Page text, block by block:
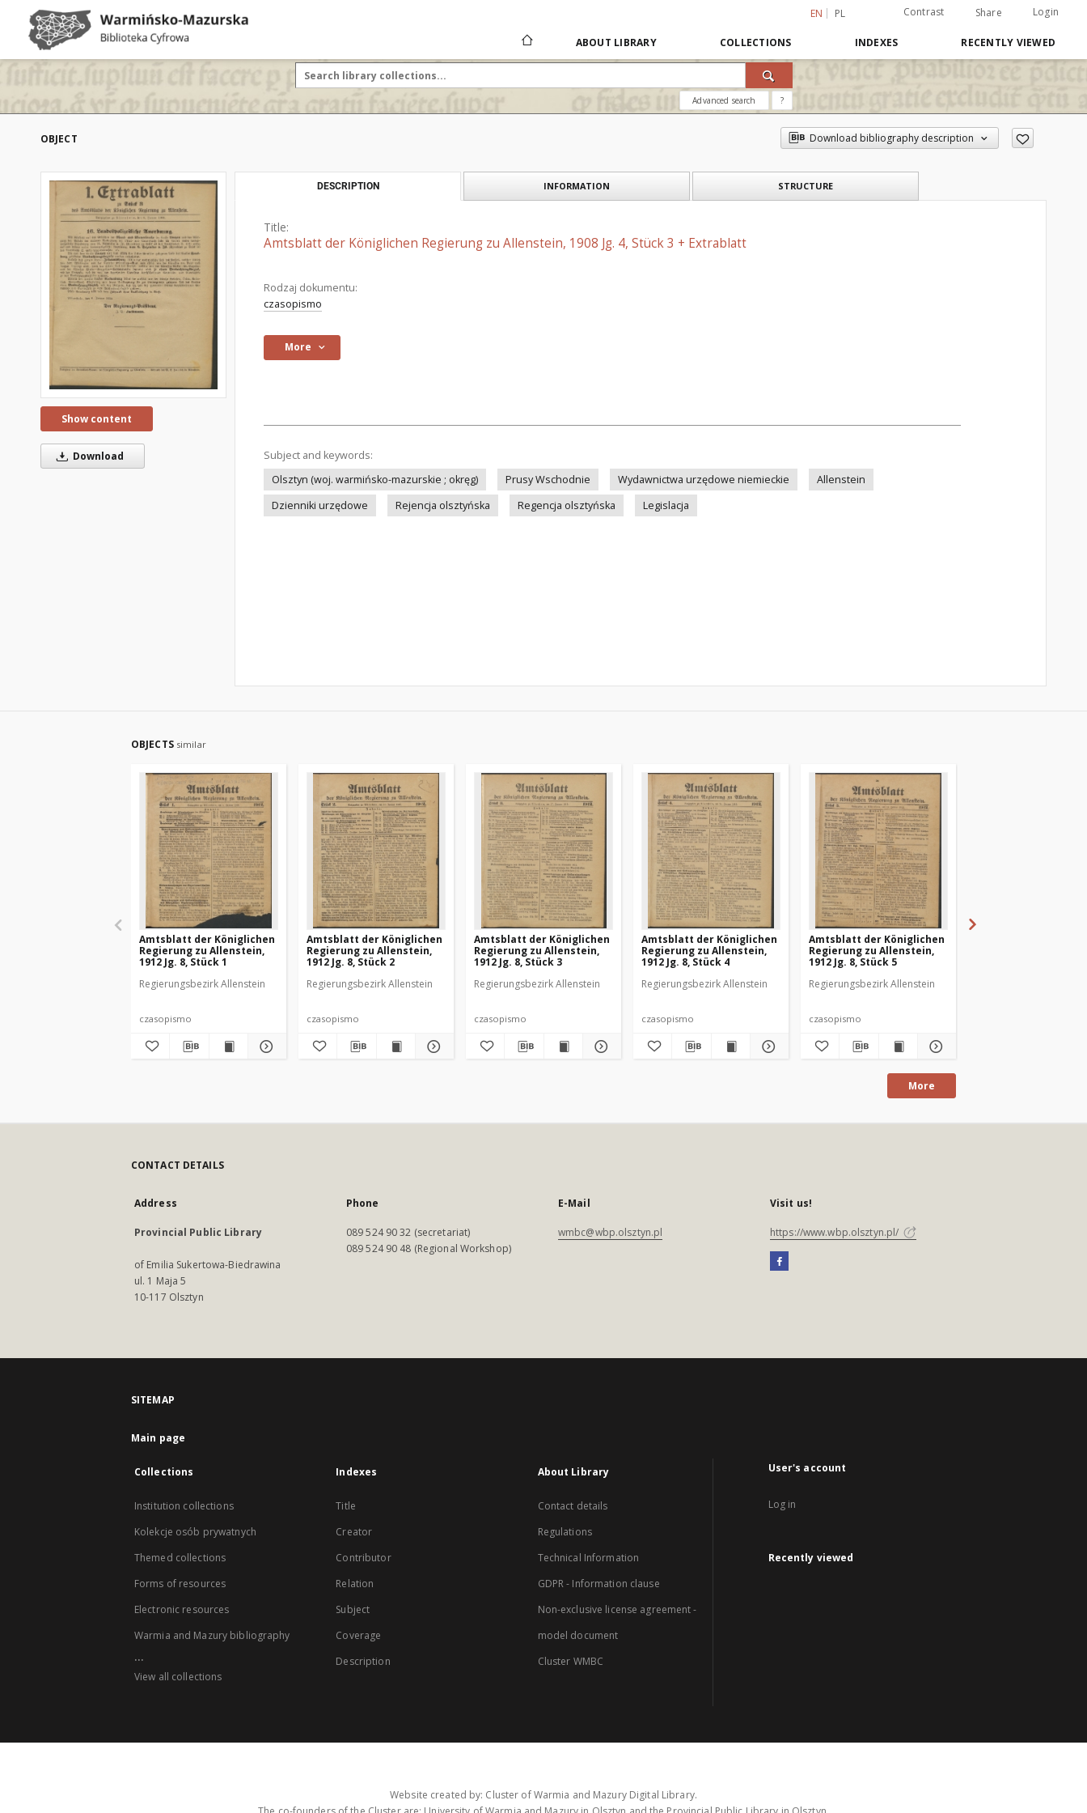
EN PL Contrast Share Login
ABOUT LIBRARY COLLECTIONS INDEXES RECENTLY VIEWED
Advanced search ?
OBJECT Download bibliography description
Show content
Download
DESCRIPTION INFORMATION STRUCTURE
Title:
Amtsblatt der Königlichen Regierung zu Allenstein, 1908 Jg. 4, Stück 3 + Extrablatt
Rodzaj dokumentu:
czasopismo
More
Subject and keywords:
Olsztyn (woj. warmińsko-mazurskie ; okręg)
Prusy Wschodnie Wydawnictwa urzędowe niemieckie
Allenstein
Dzienniki urzędowe
Rejencja olsztyńska Regencja olsztyńska Legislacja
OBJECTS similar
Amtsblatt der Königlichen
Regierung zu Allenstein,
1912 Jg. 8, Stück 1
Regierungsbezirk Allenstein
czasopismo
Amtsblatt der Königlichen
Regierung zu Allenstein,
1912 Jg. 8, Stück 2
Regierungsbezirk Allenstein
czasopismo
Amtsblatt der Königlichen
Regierung zu Allenstein,
1912 Jg. 8, Stück 3
Regierungsbezirk Allenstein
czasopismo
Amtsblatt der Königlichen
Regierung zu Allenstein,
1912 Jg. 8, Stück 4
Regierungsbezirk Allenstein
czasopismo
Amtsblatt der Königlichen
Regierung zu Allenstein,
1912 Jg. 8, Stück 5
Regierungsbezirk Allenstein
czasopismo
More
CONTACT DETAILS
Address
Provincial Public Library
of Emilia Sukertowa-Biedrawina
ul. 1 Maja 5
10-117 Olsztyn
Phone
089 524 90 32 (secretariat)
089 524 90 48 (Regional Workshop)
E-Mail
wmbc@wbp.olsztyn.pl
Visit us!
https://www.wbp.olsztyn.pl/
SITEMAP
Main page
Collections
Institution collections
Kolekcje osób prywatnych
Themed collections
Forms of resources
Electronic resources
Warmia and Mazury bibliography
...
View all collections
Indexes
Title
Creator
Contributor
Relation
Subject
Coverage
Description
About Library
Contact details
Regulations
Technical Information
GDPR - Information clause
Non-exclusive license agreement -
model document
Cluster WMBC
User's account
Log in
Recently viewed
Website created by: Cluster of Warmia and Mazury Digital Library.